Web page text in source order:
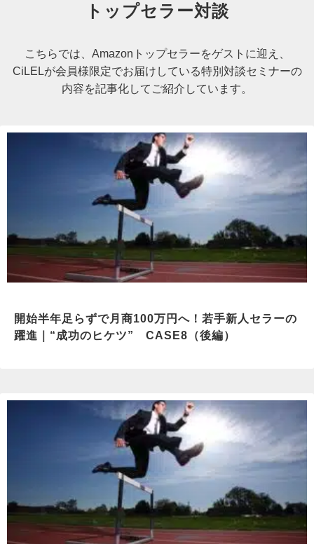
トップセラー対談
こちらでは、Amazonトップセラーをゲストに迎え、
CiLELが会員様限定でお届けしている特別対談セミナーの
内容を記事化してご紹介しています。
開始半年足らずで月商100万円へ！若手新人セラーの
躍進｜“成功のヒケツ” CASE8（後編）